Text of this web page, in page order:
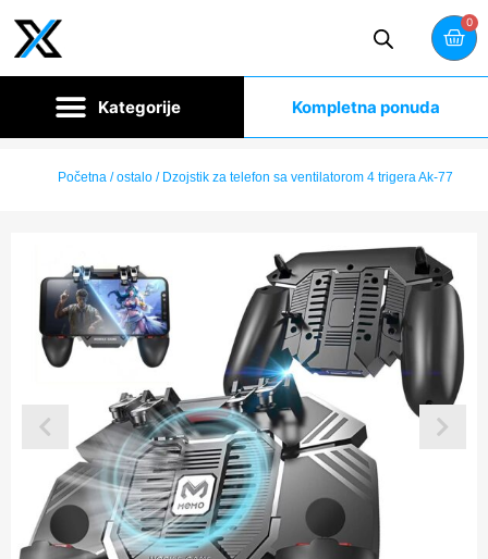
0
Kompletna ponuda
Početna/ostalo/ Dzojstik za telefon sa ventilatorom 4 trigera Ak-77